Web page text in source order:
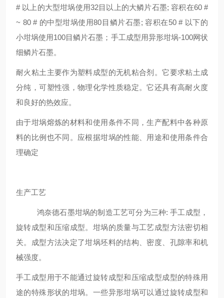
# 以上的大型坩埚使用32目以上的大鳞片石墨; 容积在60 #
~ 80 # 的中型坩埚使用80目鳞片石墨; 容积在50 # 以下的
小坩埚使用100目鳞片石墨；手工成型用异形坩埚-100网状
细鳞片石墨。
耐火粘土主要作为塑料成型的无机粘合剂。它要求粘土成
分纯，可塑性强，物理化学性质稳定。它还具有高耐火度
和良好的热效应。
由于坩埚熔炼的材料和使用条件不同，生产配料中各种原
料的比例也不同。应根据坩埚的性能、用途和使用条件合
理确定
生产工艺
鸿奈德石墨坩埚的制造工艺可分为三种: 手工成型，
旋转成型和压缩成型。坩埚的质量与工艺成型方法密切相
关。成型方法决定了坩埚坯料的结构、密度、孔隙率和机
械强度。
手工成型用于不能通过旋转成型和压缩成型成型的特殊用
途的特殊形状的坩埚。一些异形坩埚可以通过旋转成型和